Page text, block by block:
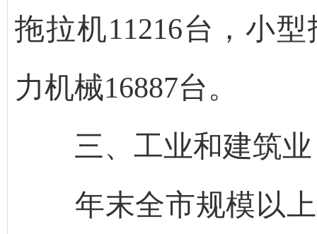
拖拉机11216台，小
力机械16887台。
三、工业和建筑业
年末全市规模以上